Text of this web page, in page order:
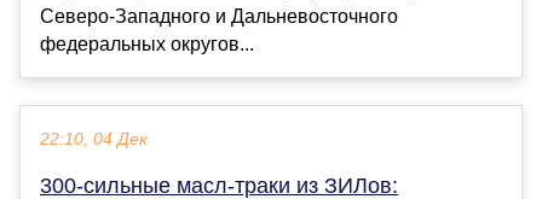
Северо-Западного и Дальневосточного
федеральных округов...
22:10, 04 Дек
300-сильные масл-траки из ЗИЛов: